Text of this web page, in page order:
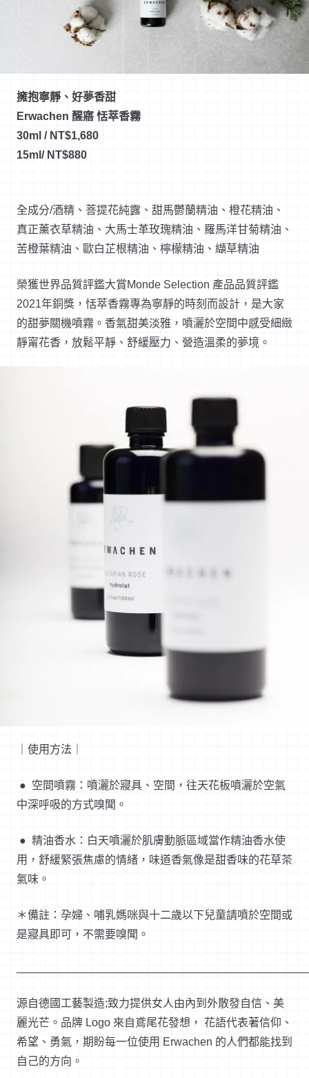
擁抱寧靜、好夢香甜
Erwachen 醒寤 恬萃香霧
30ml / NT$1,680
15ml/ NT$880
全成分/酒精、菩提花純露、甜馬鬱蘭精油、橙花精油、
真正薰衣草精油、大馬士革玫瑰精油、羅馬洋甘菊精油、
苦橙葉精油、歐白芷根精油、檸檬精油、纈草精油
榮獲世界品質評鑑大賞Monde Selection 產品品質評鑑
2021年銅獎，恬萃香霧專為寧靜的時刻而設計，是大家
的甜夢關機噴霧。香氣甜美淡雅，噴灑於空間中感受細緻
靜甯花香，放鬆平靜、舒緩壓力、營造溫柔的夢境。
｜使用方法｜
● 空間噴霧：噴灑於寢具、空間，往天花板噴灑於空氣
中深呼吸的方式嗅聞。
● 精油香水：白天噴灑於肌膚動脈區域當作精油香水使
用，舒緩緊張焦慮的情緒，味道香氣像是甜香味的花草茶
氣味。
＊備註：孕婦、哺乳媽咪與十二歲以下兒童請噴於空間或
是寢具即可，不需要嗅聞。
源自德國工藝製造;致力提供女人由內到外散發自信、美
麗光芒。品牌 Logo 來自鳶尾花發想， 花語代表著信仰、
希望、勇氣，期盼每一位使用 Erwachen 的人們都能找到
自己的方向。